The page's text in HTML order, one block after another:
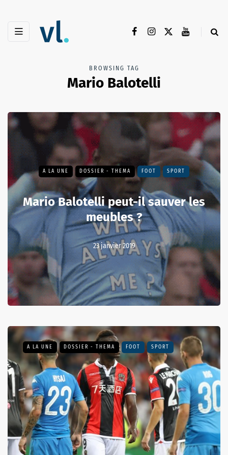
BROWSING TAG
Mario Balotelli
A LA UNE DOSSIER - THEMA FOOT SPORT
Mario Balotelli peut-il sauver les
meubles ?
23 janvier 2019
A LA UNE DOSSIER - THEMA FOOT SPORT